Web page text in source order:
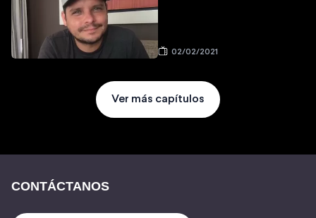
02/02/2021
Ver más capítulos
CONTÁCTANOS